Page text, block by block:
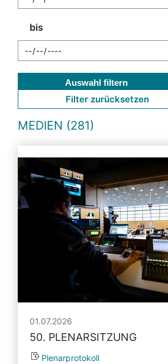
bis
Auswahl filtern
Filter zurücksetzen
MEDIEN (281)
01.07.2026
50. PLENARSITZUNG
Plenarprotokoll